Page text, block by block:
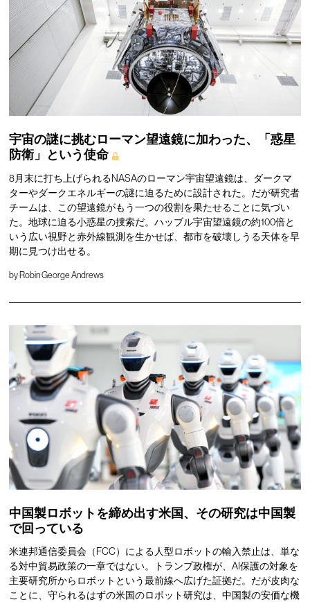
宇宙の謎に挑むローマン望遠鏡に加わった、「惑星
防衛」という使命
8月末に打ち上げられるNASAのローマン宇宙望遠鏡は、ダークマ
ターやダークエネルギーの謎に迫るために設計された。だが研究者
チームは、この望遠鏡がもう一つの役割を果たせることに気づい
た。地球に迫る小惑星の捜索だ。ハッブル宇宙望遠鏡の約100倍と
いう広い視野と赤外線観測を生かせば、都市を破壊しうる天体を早
期に見つけ出せる。
by Robin George Andrews
中国製ロボットを締め出す米国、その研究は中国製
で回っている
米連邦通信委員会（FCC）による人型ロボットの輸入禁止は、単な
る対中貿易政策の一章ではない。トランプ政権が、AI保護の対象を
主要研究所からロボットという最前線へ広げた証拠だ。だが皮肉な
ことに、守られるはずの米国のロボット研究は、中国製の安価な機